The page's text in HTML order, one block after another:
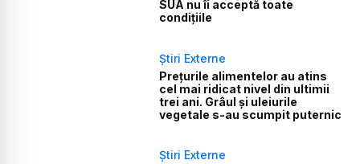
SUA nu îi acceptă toate
condițiile
Știri Externe
Prețurile alimentelor au atins
cel mai ridicat nivel din ultimii
trei ani. Grâul și uleiurile
vegetale s-au scumpit puternic
Știri Externe